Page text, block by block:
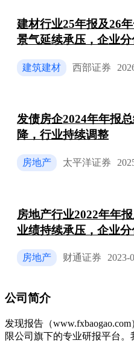
建材行业25年报及26
景气延续承压，企业分
建筑建材 西部证券
发债房企2024年年报
降，行业持续调整
房地产 太平洋证券
房地产行业2022年年
业绩持续承压，企业
房地产 财通证券 2023-
公司简介
发现报告（
限公司旗下的专业研报平台